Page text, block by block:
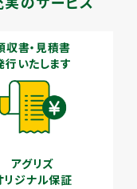
収書・見積書
行いたします
アグリズ
リジナル保証